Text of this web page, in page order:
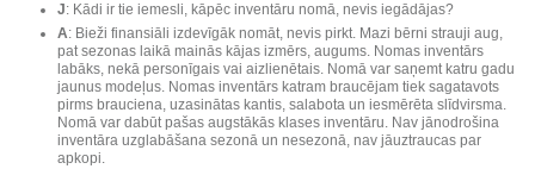
J: Kādi ir tie iemesli, kāpēc inventāru nomā, nevis iegādājas?
A: Bieži finansiāli izdevīgāk nomāt, nevis pirkt. Mazi bērni strauji aug,
pat sezonas laikā mainās kājas izmērs, augums. Nomas inventārs
labāks, nekā personīgais vai aizlienētais. Nomā var saņemt katru gadu
jaunus modeļus. Nomas inventārs katram braucējam tiek sagatavots
pirms brauciena, uzasinātas kantis, salabota un iesmērēta slīdvirsma.
Nomā var dabūt pašas augstākās klases inventāru. Nav jānodrošina
inventāra uzglabāšana sezonā un nesezonā, nav jāuztraucas par
apkopi.